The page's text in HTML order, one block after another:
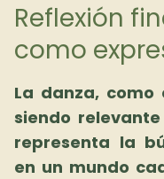
Reflexión
como
La danza,
siendo
representa la
en un mundo